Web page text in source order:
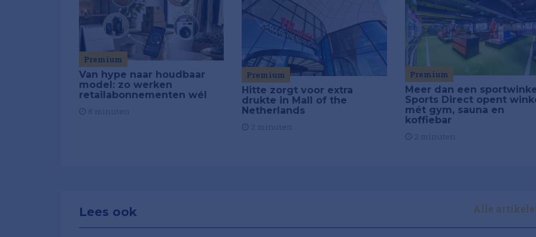
Premium
Van hype naar houdbaar
model: zo werken
retailabonnementen wél
Premium
Hitte zorgt voor extra
drukte in Mall of the
Netherlands
Premium
Meer dan een
Sports Direct opent
mét gym, sauna en
koffiebar
Lees ook Alle